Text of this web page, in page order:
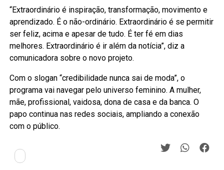
“Extraordinário é inspiração, transformação, movimento e
aprendizado. É o não-ordinário. Extraordinário é se permitir
ser feliz, acima e apesar de tudo. É ter fé em dias
melhores. Extraordinário é ir além da notícia”, diz a
comunicadora sobre o novo projeto.
Com o slogan “credibilidade nunca sai de moda”, o
programa vai navegar pelo universo feminino. A mulher,
mãe, profissional, vaidosa, dona de casa e da banca. O
papo continua nas redes sociais, ampliando a conexão
com o público.